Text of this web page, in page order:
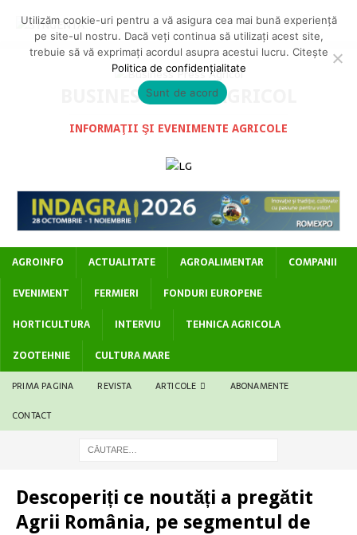
BUSINESS PRESS AGRICOL
INFORMAŢII ŞI EVENIMENTE AGRICOLE
AGROINFO ACTUALITATE AGROALIMENTAR
COMPANII
EVENIMENT
FERMIERI
FONDURI EUROPENE
HORTICULTURA
INTERVIU
TEHNICA AGRICOLA
ZOOTEHNIE
CULTURA MARE
PRIMA PAGINA REVISTA ARTICOLE ABONAMENTE
CONTACT
Descoperiți ce noutăți a pregătit
Agrii România, pe segmentul de
Utilizăm cookie-uri pentru a vă asigura cea mai bună experiență
pe site-ul nostru. Dacă veți continua să utilizați acest site,
trebuie să vă exprimați acordul asupra acestui lucru. Citește
Politica de confidențialitate
Sunt de acord